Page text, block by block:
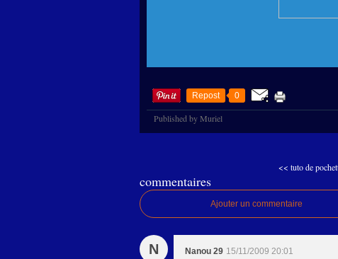
Repost 0
Published by Muriel
<< tuto de
commentaires
Ajouter un commentaire
N Nanou 29 15/11/2009 20:01